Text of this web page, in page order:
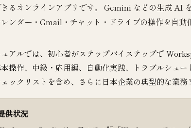
るオンラインアプリです。 Gemini などの生成 AI
ンダー・Gmail・チャット・ドライブの操作を自動
アルでは、初心者がステップバイステップで
操作、中級・応用編、自動化実践、トラブルシュ
ックリストを含め、さらに日本企業の典型的な業務
供状況